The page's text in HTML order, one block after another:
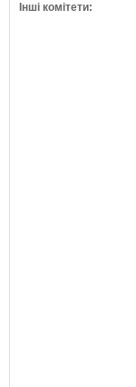
Інші комітети: